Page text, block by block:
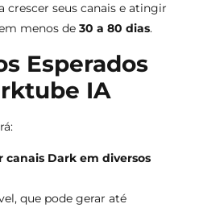
crescer seus canais e atingir
menos de 30 a 80 dias.
Esperados
IA
canais Dark em diversos
que pode gerar até